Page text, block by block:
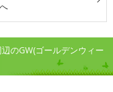
のGW(ゴールデンウィー